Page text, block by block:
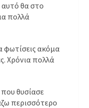
αυτό θα στο
πολλά
φωτίσεις ακόμα
Χρόνια πολλά
θυσίασε
περισσότερο